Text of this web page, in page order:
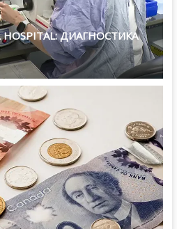
HOSPITAL: ДИАГНОСТИКА